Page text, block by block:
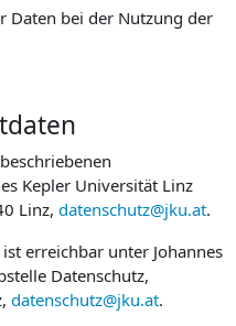
Daten bei der Nutzung der
Kepler Universität Linz
Linz, datenschutz@jku.at.
erreichbar unter Johannes
Datenschutz,
datenschutz@jku.at.